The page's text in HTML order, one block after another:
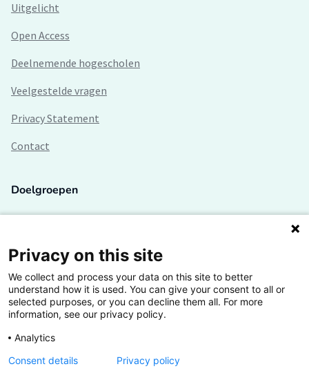
Uitgelicht
Open Access
Deelnemende hogescholen
Veelgestelde vragen
Privacy Statement
Contact
Doelgroepen
Lectoren en onderzoekers
Bedrijven
Hogescholen
Privacy on this site
We collect and process your data on this site to better
understand how it is used. You can give your consent to all or
selected purposes, or you can decline them all. For more
information, see our privacy policy.
Analytics
Consent details
Privacy policy